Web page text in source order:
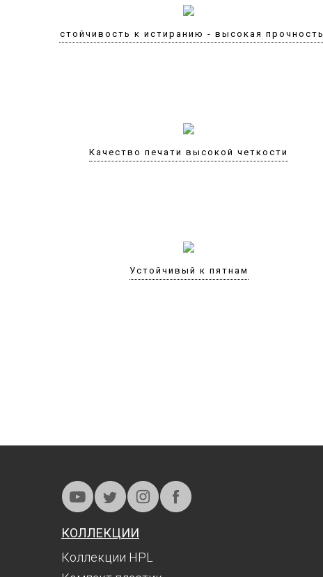
Устойчивость к истиранию - высокая прочность
Качество печати высокой четкости
Устойчивый к пятнам
КОЛЛЕКЦИИ
Коллекции HPL